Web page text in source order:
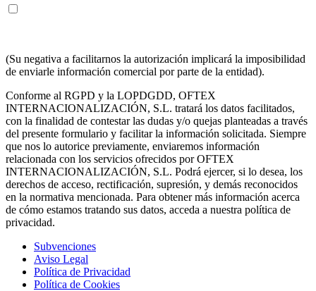
(Su negativa a facilitarnos la autorización implicará la imposibilidad
de enviarle información comercial por parte de la entidad).
Conforme al RGPD y la LOPDGDD, OFTEX
INTERNACIONALIZACIÓN, S.L. tratará los datos facilitados,
con la finalidad de contestar las dudas y/o quejas planteadas a través
del presente formulario y facilitar la información solicitada. Siempre
que nos lo autorice previamente, enviaremos información
relacionada con los servicios ofrecidos por OFTEX
INTERNACIONALIZACIÓN, S.L. Podrá ejercer, si lo desea, los
derechos de acceso, rectificación, supresión, y demás reconocidos
en la normativa mencionada. Para obtener más información acerca
de cómo estamos tratando sus datos, acceda a nuestra política de
privacidad.
Subvenciones
Aviso Legal
Política de Privacidad
Política de Cookies